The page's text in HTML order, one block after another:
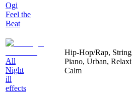
Ogi
Feel the
Beat
All
Night
ill
effects
Hip-Hop/Rap,
Piano, Urban,
Calm